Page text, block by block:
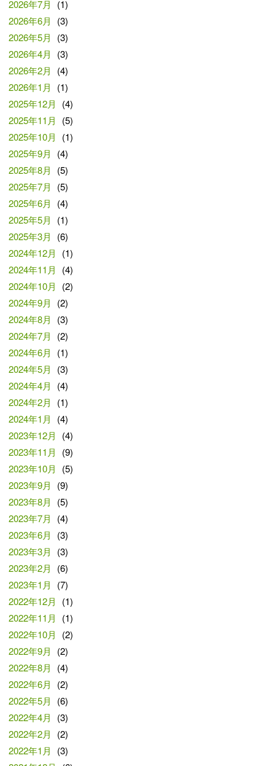
2026年7月
(1)
2026年6月
(3)
2026年5月
(3)
2026年4月
(3)
2026年2月
(4)
2026年1月
(1)
2025年12月
(4)
2025年11月
(5)
2025年10月
(1)
2025年9月
(4)
2025年8月
(5)
2025年7月
(5)
2025年6月
(4)
2025年5月
(1)
2025年3月
(6)
2024年12月
(1)
2024年11月
(4)
2024年10月
(2)
2024年9月
(2)
2024年8月
(3)
2024年7月
(2)
2024年6月
(1)
2024年5月
(3)
2024年4月
(4)
2024年2月
(1)
2024年1月
(4)
2023年12月
(4)
2023年11月
(9)
2023年10月
(5)
2023年9月
(9)
2023年8月
(5)
2023年7月
(4)
2023年6月
(3)
2023年3月
(3)
2023年2月
(6)
2023年1月
(7)
2022年12月
(1)
2022年11月
(1)
2022年10月
(2)
2022年9月
(2)
2022年8月
(4)
2022年6月
(2)
2022年5月
(6)
2022年4月
(3)
2022年2月
(2)
2022年1月
(3)